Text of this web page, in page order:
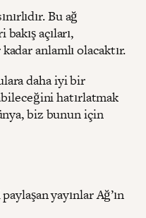
Bu ağ
açıları,
anlamlı olacaktır.
daha iyi bir
hatırlatmak
biz bunun için
yayınlar Ağ’ın